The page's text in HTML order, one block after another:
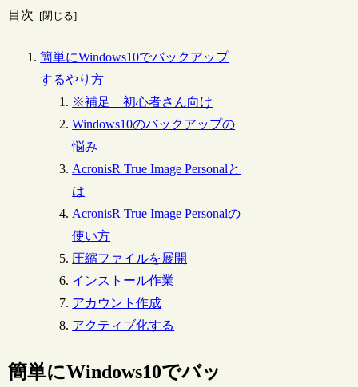
目次
簡単にWindows10でバックアップ
するやり方
※補足 初心者さん向け
Windows10のバックアップの
悩み
AcronisR True Image Personalと
は
AcronisR True Image Personalの
使い方
圧縮ファイルを展開
インストール作業
アカウント作成
アクティブ化する
簡単にWindows10でバッ